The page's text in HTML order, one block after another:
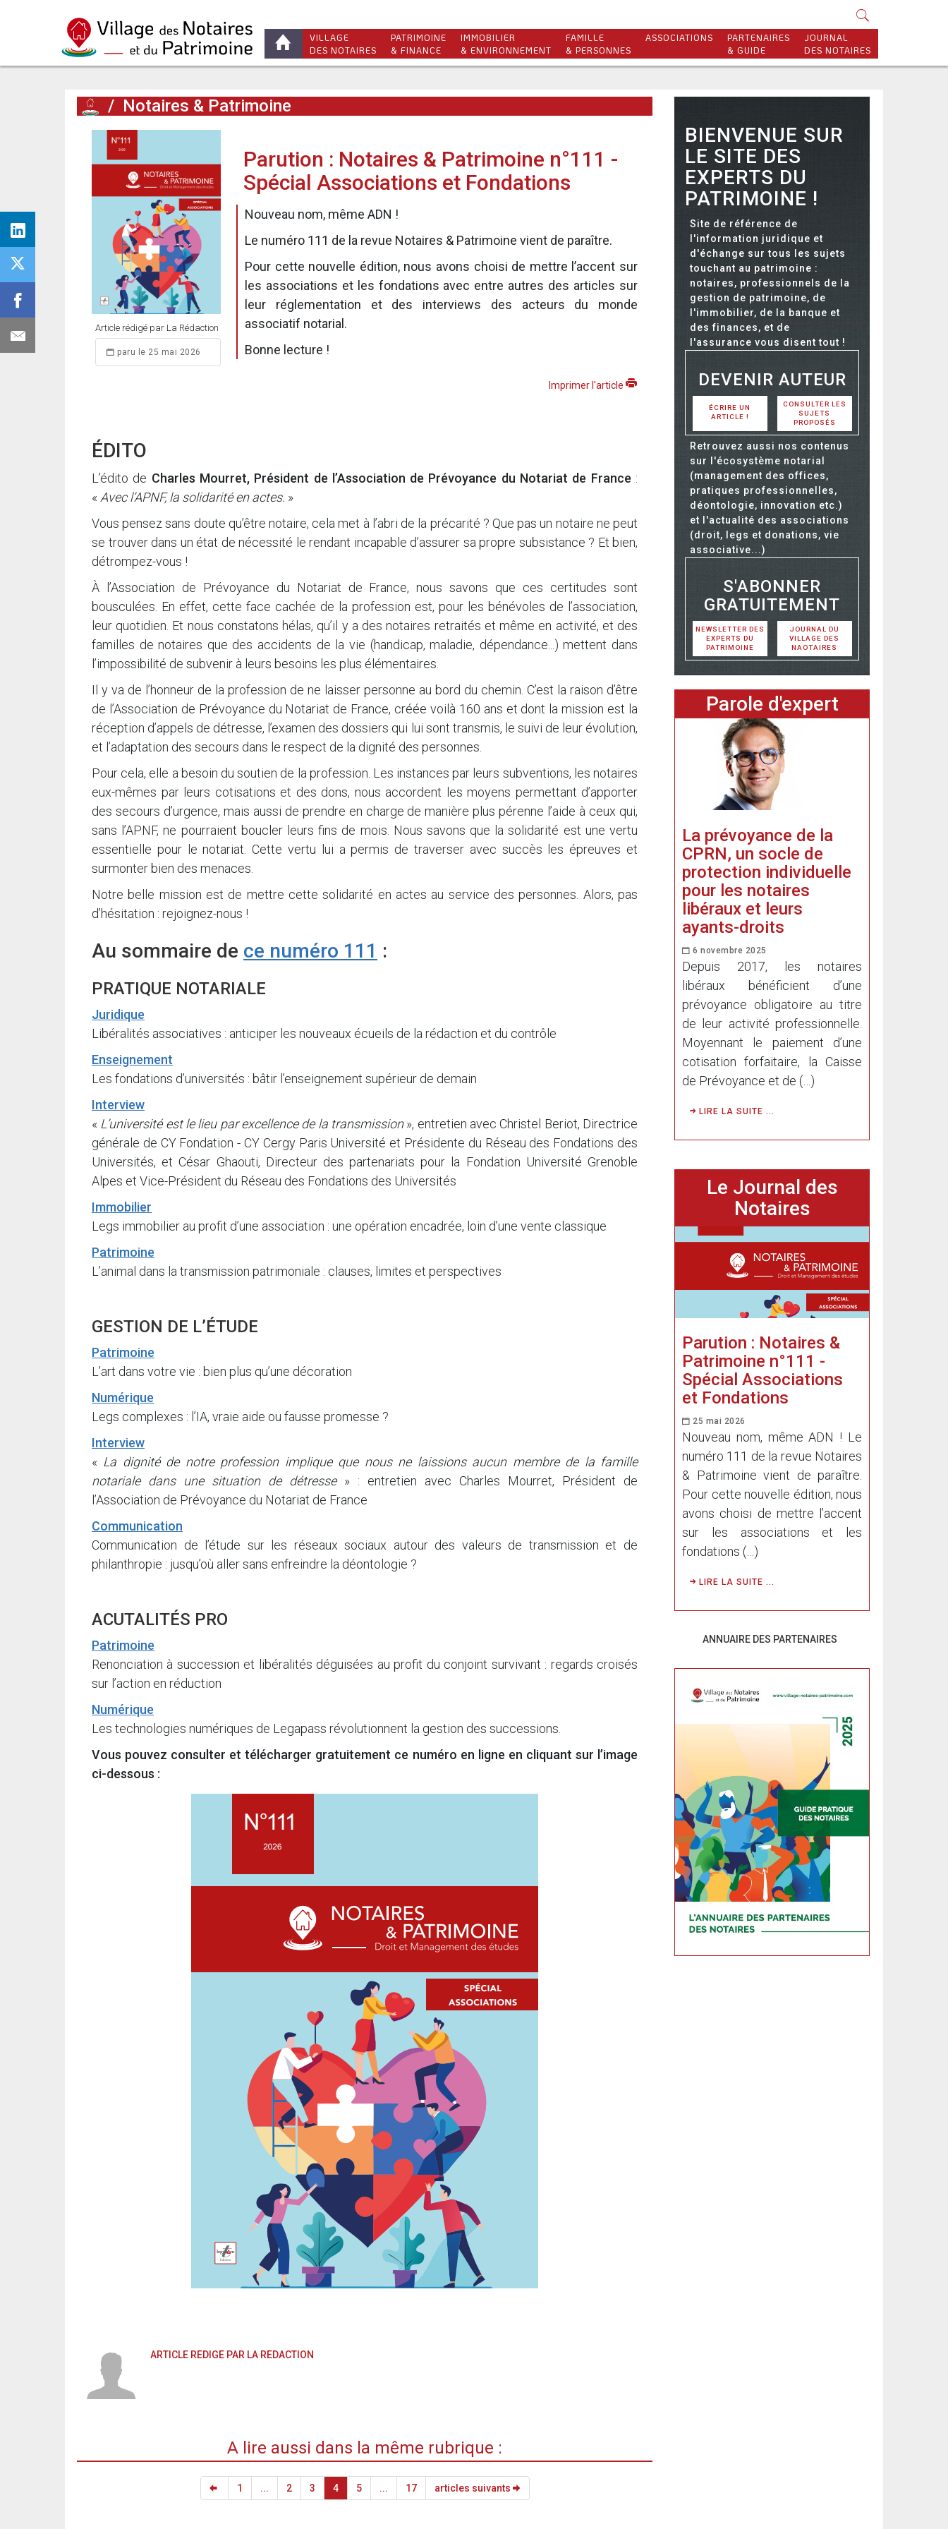
VILLAGE
DES NOTAIRES
PATRIMOINE
& FINANCE
IMMOBILIER
& ENVIRONNEMENT
FAMILLE
& PERSONNES
ASSOCIATIONS
PARTENAIRES
& GUIDE
JOURNAL
DES NOTAIRES
/ Notaires & Patrimoine
Article rédigé par La Rédaction
paru le 25 mai 2026
Parution : Notaires & Patrimoine n°111 -
Spécial Associations et Fondations
Nouveau nom, même ADN !
Le numéro 111 de la revue Notaires & Patrimoine vient de paraître.
Pour cette nouvelle édition, nous avons choisi de mettre l’accent sur
les associations et les fondations avec entre autres des articles sur
leur réglementation et des interviews des acteurs du monde
associatif notarial.
Bonne lecture !
Imprimer l'article
ÉDITO
L’édito de Charles Mourret, Président de l’Association de Prévoyance du Notariat de France :
« Avec l’APNF, la solidarité en actes. »
Vous pensez sans doute qu’être notaire, cela met à l’abri de la précarité ? Que pas un notaire ne peut
se trouver dans un état de nécessité le rendant incapable d’assurer sa propre subsistance ? Et bien,
détrompez-vous !
À l’Association de Prévoyance du Notariat de France, nous savons que ces certitudes sont
bousculées. En effet, cette face cachée de la profession est, pour les bénévoles de l’association,
leur quotidien. Et nous constatons hélas, qu’il y a des notaires retraités et même en activité, et des
familles de notaires que des accidents de la vie (handicap, maladie, dépendance...) mettent dans
l’impossibilité de subvenir à leurs besoins les plus élémentaires.
Il y va de l’honneur de la profession de ne laisser personne au bord du chemin. C’est la raison d’être
de l’Association de Prévoyance du Notariat de France, créée voilà 160 ans et dont la mission est la
réception d’appels de détresse, l’examen des dossiers qui lui sont transmis, le suivi de leur évolution,
et l’adaptation des secours dans le respect de la dignité des personnes.
Pour cela, elle a besoin du soutien de la profession. Les instances par leurs subventions, les notaires
eux-mêmes par leurs cotisations et des dons, nous accordent les moyens permettant d’apporter
des secours d’urgence, mais aussi de prendre en charge de manière plus pérenne l’aide à ceux qui,
sans l’APNF, ne pourraient boucler leurs fins de mois. Nous savons que la solidarité est une vertu
essentielle pour le notariat. Cette vertu lui a permis de traverser avec succès les épreuves et
surmonter bien des menaces.
Notre belle mission est de mettre cette solidarité en actes au service des personnes. Alors, pas
d’hésitation : rejoignez-nous !
Au sommaire de ce numéro 111 :
PRATIQUE NOTARIALE
Juridique
Libéralités associatives : anticiper les nouveaux écueils de la rédaction et du contrôle
Enseignement
Les fondations d’universités : bâtir l’enseignement supérieur de demain
Interview
« L’université est le lieu par excellence de la transmission», entretien avec Christel Beriot, Directrice
générale de CY Fondation - CY Cergy Paris Université et Présidente du Réseau des Fondations des
Universités, et César Ghaouti, Directeur des partenariats pour la Fondation Université Grenoble
Alpes et Vice-Président du Réseau des Fondations des Universités
Immobilier
Legs immobilier au profit d’une association : une opération encadrée, loin d’une vente classique
Patrimoine
L’animal dans la transmission patrimoniale : clauses, limites et perspectives
GESTION DE L’ÉTUDE
Patrimoine
L’art dans votre vie : bien plus qu’une décoration
Numérique
Legs complexes : l’IA, vraie aide ou fausse promesse ?
Interview
« La dignité de notre profession implique que nous ne laissions aucun membre de la famille
notariale dans une situation de détresse» : entretien avec Charles Mourret, Président de
l’Association de Prévoyance du Notariat de France
Communication
Communication de l’étude sur les réseaux sociaux autour des valeurs de transmission et de
philanthropie : jusqu’où aller sans enfreindre la déontologie ?
ACUTALITÉS PRO
Patrimoine
Renonciation à succession et libéralités déguisées au profit du conjoint survivant : regards croisés
sur l’action en réduction
Numérique
Les technologies numériques de Legapass révolutionnent la gestion des successions.
Vous pouvez consulter et télécharger gratuitement ce numéro en ligne en cliquant sur l’image
ci-dessous :
ARTICLE RÉDIGÉ PAR LA RÉDACTION
A lire aussi dans la même rubrique :
1 ... 2 3 4 5 ... 17 articles suivants
BIENVENUE SUR
LE SITE DES
EXPERTS DU
PATRIMOINE !
Site de référence de
l'information juridique et
d'échange sur tous les sujets
touchant au patrimoine :
notaires, professionnels de la
gestion de patrimoine, de
l'immobilier, de la banque et
des finances, et de
l'assurance vous disent tout !
DEVENIR AUTEUR
ÉCRIRE UN
ARTICLE !
CONSULTER LES
SUJETS
PROPOSÉS
Retrouvez aussi nos contenus
sur l'écosystème notarial
(management des offices,
pratiques professionnelles,
déontologie, innovation etc.)
et l'actualité des associations
(droit, legs et donations, vie
associative...)
S'ABONNER
GRATUITEMENT
NEWSLETTER DES
EXPERTS DU
PATRIMOINE
JOURNAL DU
VILLAGE DES
NAOTAIRES
Parole d'expert
La prévoyance de la
CPRN, un socle de
protection individuelle
pour les notaires
libéraux et leurs
ayants-droits
6 novembre 2025
Depuis 2017, les notaires
libéraux bénéficient d’une
prévoyance obligatoire au titre
de leur activité professionnelle.
Moyennant le paiement d’une
cotisation forfaitaire, la Caisse
de Prévoyance et de (…)
LIRE LA SUITE ...
Le Journal des
Notaires
Parution : Notaires &
Patrimoine n°111 -
Spécial Associations
et Fondations
25 mai 2026
Nouveau nom, même ADN ! Le
numéro 111 de la revue Notaires
& Patrimoine vient de paraître.
Pour cette nouvelle édition, nous
avons choisi de mettre l’accent
sur les associations et les
fondations (…)
LIRE LA SUITE ...
ANNUAIRE DES PARTENAIRES